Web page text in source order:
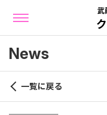
News
一覧に戻る